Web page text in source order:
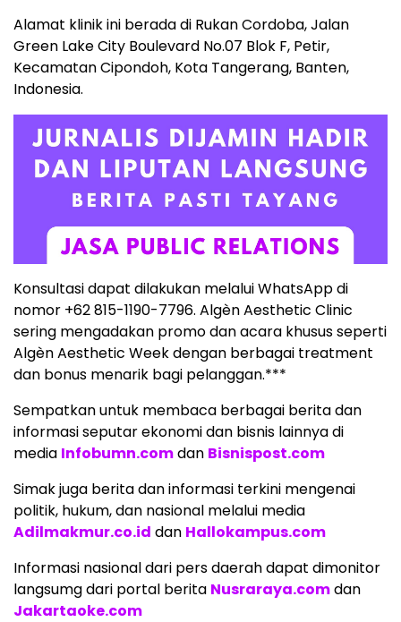
Alamat klinik ini berada di Rukan Cordoba, Jalan
Green Lake City Boulevard No.07 Blok F, Petir,
Kecamatan Cipondoh, Kota Tangerang, Banten,
Indonesia.
Konsultasi dapat dilakukan melalui WhatsApp di
nomor ‪+62 815-1190-7796‬. Algèn Aesthetic Clinic
sering mengadakan promo dan acara khusus seperti
Algèn Aesthetic Week dengan berbagai treatment
dan bonus menarik bagi pelanggan.***
Sempatkan untuk membaca berbagai berita dan
informasi seputar ekonomi dan bisnis lainnya di
media Infobumn.comdan Bisnispost.com
Simak juga berita dan informasi terkini mengenai
politik, hukum, dan nasional melalui media
Adilmakmur.co.id dan Hallokampus.com
Informasi nasional dari pers daerah dapat dimonitor
langsumg dari portal berita Nusraraya.comdan
Jakartaoke.com